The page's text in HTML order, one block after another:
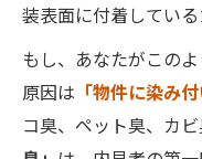
装表面に付着している
もし、あなたがこの
原因は 「物件に染み
コ臭、ペット臭、カ